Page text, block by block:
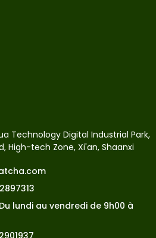
Technology Digital Industrial Park,
High-tech Zone, Xi'an, Shaanxi
lundi au vendredi de 9h00 à